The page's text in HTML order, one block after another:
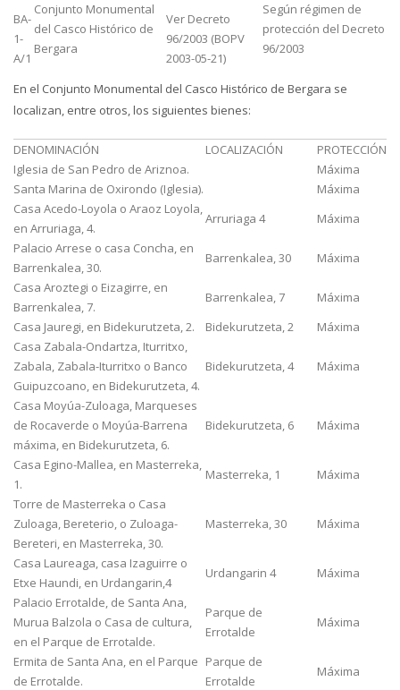
BA-
1-
A/1
Conjunto Monumental
del Casco Histórico de
Bergara
Ver Decreto
96/2003 (BOPV
2003-05-21)
Según régimen de
protección del Decreto
96/2003
En el Conjunto Monumental del Casco Histórico de Bergara se
localizan, entre otros, los siguientes bienes:
DENOMINACIÓN LOCALIZACIÓN
PROTECCIÓN
Iglesia de San Pedro de Ariznoa.
Máxima
Santa Marina de Oxirondo (Iglesia).
Máxima
Casa Acedo-Loyola o Araoz Loyola,
en Arruriaga, 4.
Arruriaga 4
Máxima
Palacio Arrese o casa Concha, en
Barrenkalea, 30.
Barrenkalea, 30
Máxima
Casa Aroztegi o Eizagirre, en
Barrenkalea, 7.
Barrenkalea, 7
Máxima
Casa Jauregi, en Bidekurutzeta, 2.
Bidekurutzeta, 2
Máxima
Casa Zabala-Ondartza, Iturritxo,
Zabala, Zabala-Iturritxo o Banco
Guipuzcoano, en Bidekurutzeta, 4.
Bidekurutzeta, 4 Máxima
Casa Moyúa-Zuloaga, Marqueses
de Rocaverde o Moyúa-Barrena
máxima, en Bidekurutzeta, 6.
Bidekurutzeta, 6 Máxima
Casa Egino-Mallea, en Masterreka,
1.
Masterreka, 1
Máxima
Torre de Masterreka o Casa
Zuloaga, Bereterio, o Zuloaga-
Bereteri, en Masterreka, 30.
Masterreka, 30 Máxima
Casa Laureaga, casa Izaguirre o
Etxe Haundi, en Urdangarin,4
Urdangarin 4
Máxima
Palacio Errotalde, de Santa Ana,
Murua Balzola o Casa de cultura,
en el Parque de Errotalde.
Parque de
Errotalde
Máxima
Ermita de Santa Ana, en el Parque
de Errotalde.
Parque de
Errotalde
Máxima